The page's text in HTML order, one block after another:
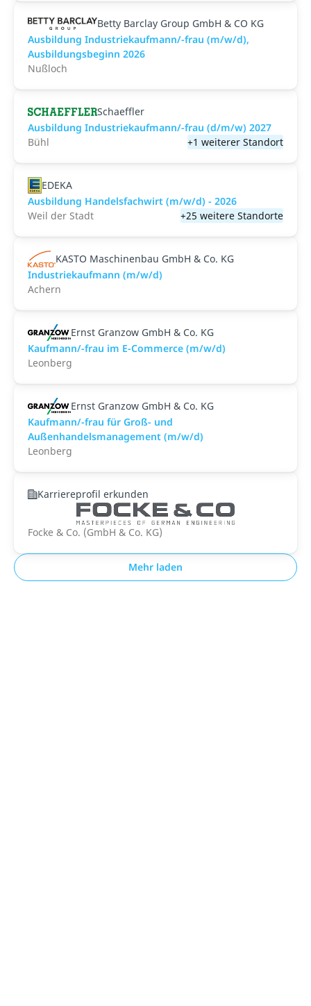
Betty Barclay Group GmbH & CO KG
Ausbildung Industriekaufmann/-frau (m/w/d),
Ausbildungsbeginn 2026
Nußloch
Schaeffler
Ausbildung Industriekaufmann/-frau (d/m/w) 2027
Bühl
+1 weiterer Standort
EDEKA
Ausbildung Handelsfachwirt (m/w/d) - 2026
Weil der Stadt
+25 weitere Standorte
KASTO Maschinenbau GmbH & Co. KG
Industriekaufmann (m/w/d)
Achern
Ernst Granzow GmbH & Co. KG
Kaufmann/-frau im E-Commerce (m/w/d)
Leonberg
Ernst Granzow GmbH & Co. KG
Kaufmann/-frau für Groß- und
Außenhandelsmanagement (m/w/d)
Leonberg
Karriereprofil erkunden
Focke & Co. (GmbH & Co. KG)
Mehr laden